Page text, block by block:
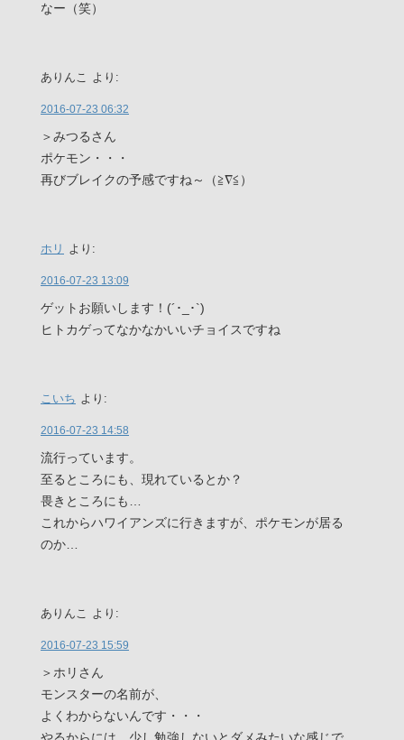
なー（笑）
ありんこ より:
2016-07-23 06:32
＞みつるさん
ポケモン・・・
再びブレイクの予感ですね～（≧∇≦）
ホリ より:
2016-07-23 13:09
ゲットお願いします！(´･_･`)
ヒトカゲってなかなかいいチョイスですね
こいち より:
2016-07-23 14:58
流行っています。
至るところにも、現れているとか？
畏きところにも…
これからハワイアンズに行きますが、ポケモンが居る
のか…
ありんこ より:
2016-07-23 15:59
＞ホリさん
モンスターの名前が、
よくわからないんです・・・